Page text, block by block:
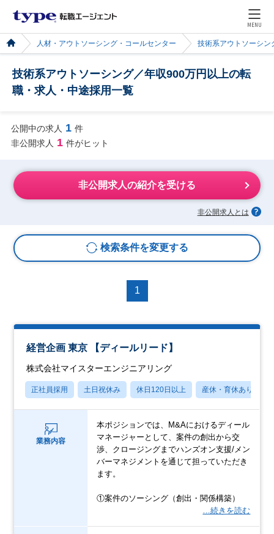
MENU
人材・アウトソーシング・コールセンター 技術系アウトソーシン
技術系アウトソーシング／年収900万円以上の転
職・求人・中途採用一覧
公開中の求人 1 件
非公開求人 1 件がヒット
非公開求人の紹介を受ける
非公開求人とは
検索条件を変更する
1
経営企画 東京 【ディールリード】
株式会社マイスターエンジニアリング
正社員採用 土日祝休み 休日120日以上 産休・育休あり
業務内容
本ポジションでは、M&Aにおけるディール
マネージャーとして、案件の創出から交
渉、クロージングまでハンズオン支援/メン
バーマネジメントを通じて担っていただき
ます。
①案件のソーシング（創出・関係構築）
…続きを読む